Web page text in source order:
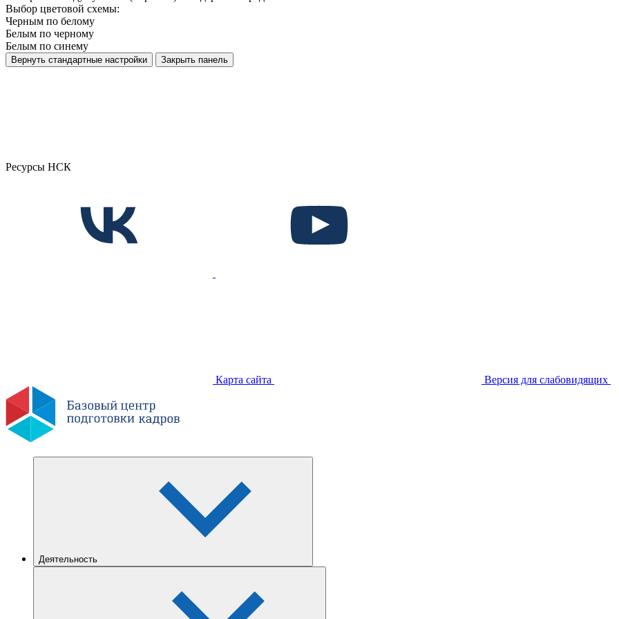
Выбор цветовой схемы:
Черным по белому
Белым по черному
Белым по синему
Вернуть стандартные настройки Закрыть панель
Ресурсы НСК
Карта сайта Версия для слабовидящих
Деятельность